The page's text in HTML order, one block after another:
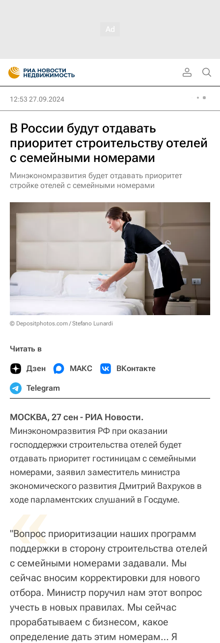
12:53 27.09.2024
В России будут отдавать
приоритет строительству отелей
с семейными номерами
Минэкономразвития будет отдавать приоритет
стройке отелей с семейными номерами
© Depositphotos.com / Stefano Lunardi
Читать в
Дзен МАКС ВКонтакте
Telegram
МОСКВА, 27 сен - РИА Новости.
Минэкономразвития РФ при оказании
господдержки строительства отелей будет
отдавать приоритет гостиницам с семейными
номерами, заявил заместитель министра
экономического развития Дмитрий Вахруков в
ходе парламентских слушаний в Госдуме.
«
"Вопрос приоритизации наших программ
поддержки в сторону строительства отелей
с семейными номерами задавали. Мы
сейчас вносим корректировки для нового
отбора. Министр поручил нам этот вопрос
учесть в новых правилах. Мы сейчас
прорабатываем с бизнесом, какое
определение дать этим номерам… Я